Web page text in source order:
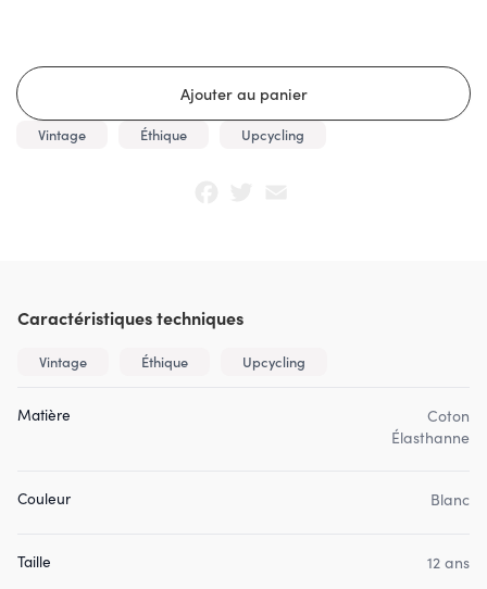
Vintage Éthique Upcycling
Caractéristiques techniques
Vintage Éthique Upcycling
Matière
Coton
Élasthanne
Couleur Blanc
Taille 12 ans